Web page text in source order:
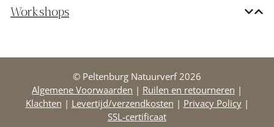
Workshops
© Peltenburg Natuurverf 2026
Algemene Voorwaarden | Ruilen en retourneren |
Klachten | Levertijd/verzendkosten | Privacy Policy|
SSL-certificaat